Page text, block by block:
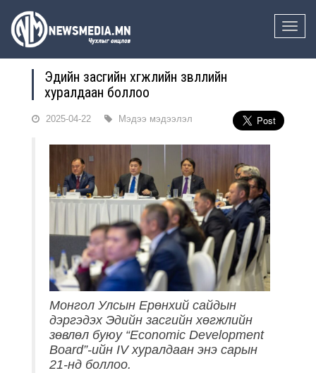
Toggle
Эдийн засгийн хөгжлийн зөвлөлийн
хуралдаан боллоо
2025-04-22 Мэдээ мэдээлэл
Монгол Улсын Ерөнхий сайдын
дэргэдэх Эдийн засгийн хөгжлийн
зөвлөл буюу “Economic Development
Board”-ийн IV хуралдаан энэ сарын
21-нд боллоо.